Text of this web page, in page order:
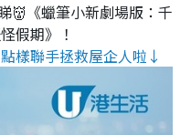
👹《蠟筆小新劇場版：千
假期》！
樣聯手拯救屋企人啦↓